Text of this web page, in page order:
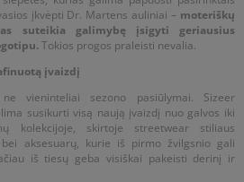
įkvėpti Dr. Martens auliniai – moteriškų
suteikia galimybę įsigyti geriausius
Tokios progos praleisti nevalia.
įvaizdį
vieninteliai sezono pasiūlymai. Sizeer
susikurti visą naują įvaizdį nuo galvos iki
kolekcijoje, skirtoje streetwear stiliaus
aksesuarų, kurie iš pirmo žvilgsnio gali
iš tiesų geba visiškai pakeisti derinį ir